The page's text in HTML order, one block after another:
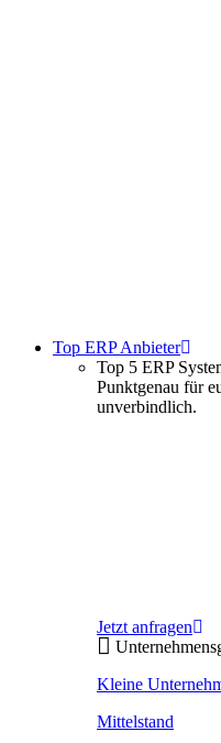
Top ERP Anbieter
Top 5 ERP
Punktgenau für
unverbindlich.
Jetzt anfragen
Kleine
Mittelstand